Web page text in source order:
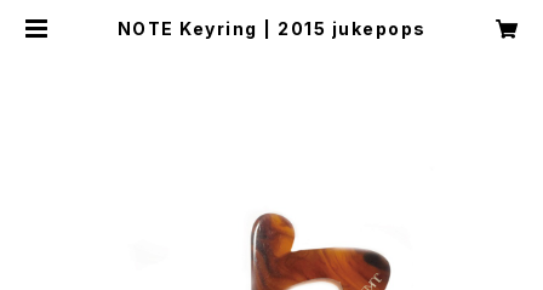
NOTE Keyring | 2015 jukepops